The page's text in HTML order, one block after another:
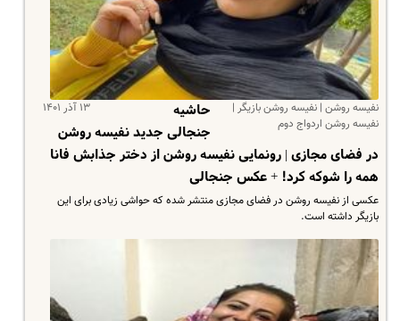
نفیسه روشن | نفیسه روشن بازیگر |
نفیسه روشن اردواج دوم
۱۳ آذر ۱۴۰۱
حاشیه
جنجالی جدید نفیسه روشن
در فضای مجازی | رونمایی نفیسه روشن از دختر جذابش فانا
همه را شوکه کرد! + عکس جنجالی
عکسی از نفیسه روشن در فضای مجازی منتشر شده که حواشی زیادی برای این
بازیگر داشته است.